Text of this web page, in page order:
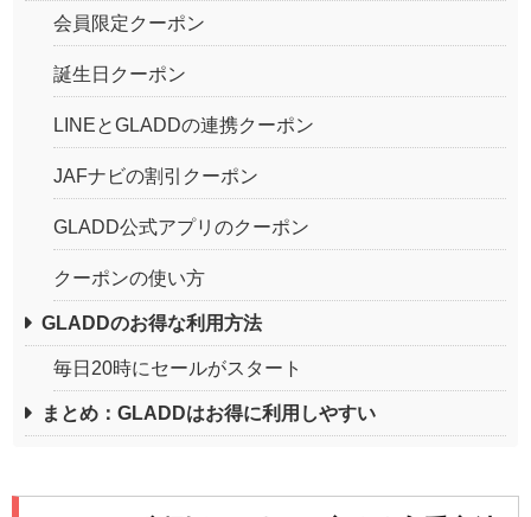
会員限定クーポン
誕生日クーポン
LINEとGLADDの連携クーポン
JAFナビの割引クーポン
GLADD公式アプリのクーポン
クーポンの使い方
GLADDのお得な利用方法
毎日20時にセールがスタート
まとめ：GLADDはお得に利用しやすい